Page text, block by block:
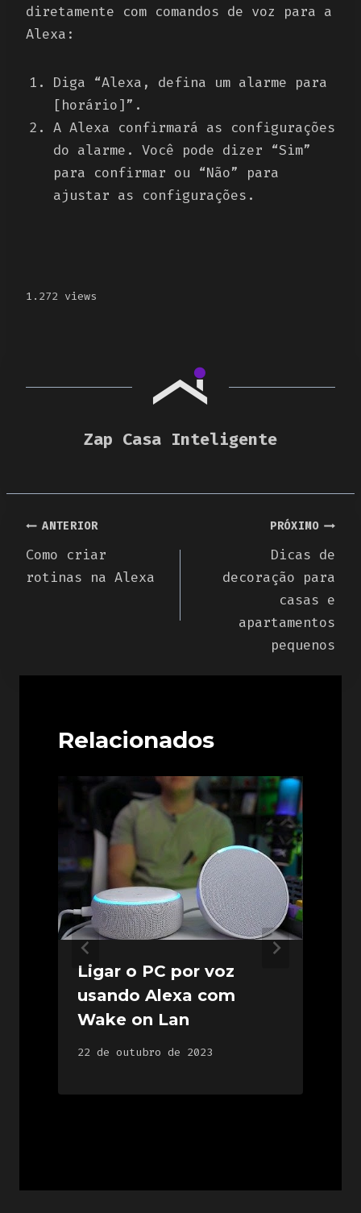
diretamente com comandos de voz para a
Alexa:
Diga “Alexa, defina um alarme para
[horário]”.
A Alexa confirmará as configurações
do alarme. Você pode dizer “Sim”
para confirmar ou “Não” para
ajustar as configurações.
1.272 views
Zap Casa Inteligente
Navegação
de
ANTERIOR
Como criar
rotinas na Alexa
PRÓXIMO
Dicas de
decoração para
casas e
apartamentos
pequenos
Relacionados
Ligar o PC por voz
usando Alexa com
Wake on Lan
22 de outubro de 2023